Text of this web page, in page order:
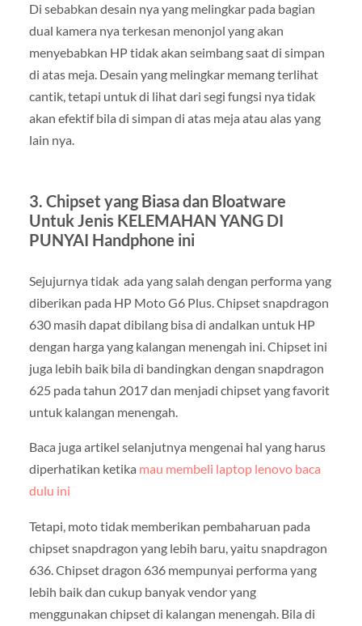
Di sebabkan desain nya yang melingkar pada bagian
dual kamera nya terkesan menonjol yang akan
menyebabkan HP tidak akan seimbang saat di simpan
di atas meja. Desain yang melingkar memang terlihat
cantik, tetapi untuk di lihat dari segi fungsi nya tidak
akan efektif bila di simpan di atas meja atau alas yang
lain nya.
3. Chipset yang Biasa dan Bloatware
Untuk Jenis KELEMAHAN YANG DI
PUNYAI Handphone ini
Sejujurnya tidak ada yang salah dengan performa yang
diberikan pada HP Moto G6 Plus. Chipset snapdragon
630 masih dapat dibilang bisa di andalkan untuk HP
dengan harga yang kalangan menengah ini. Chipset ini
juga lebih baik bila di bandingkan dengan snapdragon
625 pada tahun 2017 dan menjadi chipset yang favorit
untuk kalangan menengah.
Baca juga artikel selanjutnya mengenai hal yang harus
diperhatikan ketika mau membeli laptop lenovo baca
dulu ini
Tetapi, moto tidak memberikan pembaharuan pada
chipset snapdragon yang lebih baru, yaitu snapdragon
636. Chipset dragon 636 mempunyai performa yang
lebih baik dan cukup banyak vendor yang
menggunakan chipset di kalangan menengah. Bila di